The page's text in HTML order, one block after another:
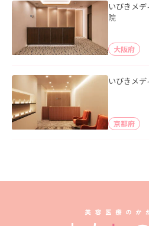
いびきメ
院
大阪府
いびきメ
京都府